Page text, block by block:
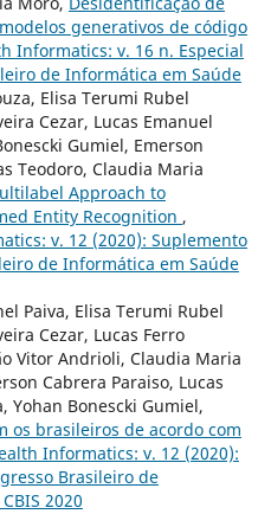
generativos de código
Informatics: v. 16 n. Especial
de Informática em Saúde
Elisa Terumi Rubel
Cezar, Lucas Emanuel
Gumiel, Emerson
Teodoro, Claudia Maria
Approach to
Entity Recognition ,
v. 12 (2020): Suplemento
de Informática em Saúde
Paiva, Elisa Terumi Rubel
Cezar, Lucas Ferro
Vitor Andrioli, Claudia Maria
Cabrera Paraiso, Lucas
Yohan Bonescki Gumiel,
os brasileiros de acordo com
Informatics: v. 12 (2020):
Brasileiro de
2020